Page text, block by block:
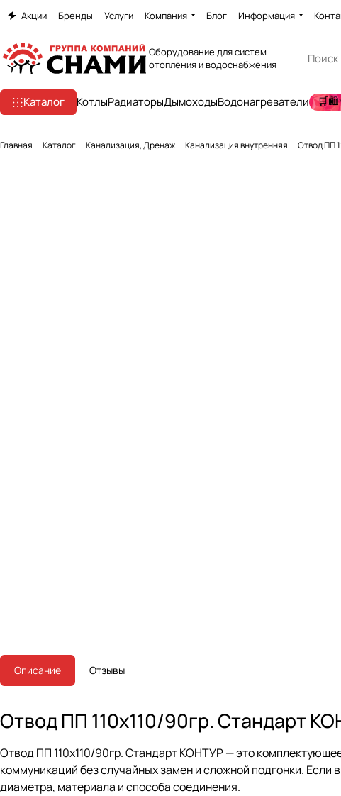
Акции Бренды Услуги Компания Блог Информация
Оборудование для систем
отопления и водоснабжения
Каталог КотлыРадиаторыДымоходыВодонагреватели
Главная Каталог Канализация, Дренаж Канализация внутренняя Отвод ПП
Описание Отзывы
Отвод ПП 110х110/90гр. Стандарт
Отвод ПП 110х110/90гр. Стандарт КОНТУР — это
коммуникаций без случайных замен и сложной подгонки. Если
диаметра, материала и способа соединения.